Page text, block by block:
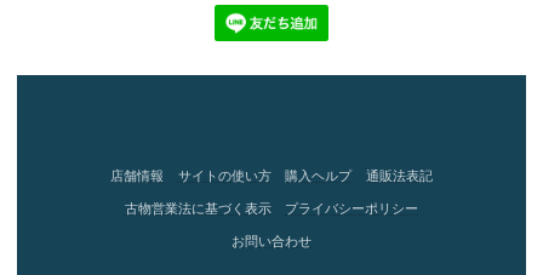
店舗情報 サイトの使い方 購入ヘルプ 通販法表記
古物営業法に基づく表示 プライバシーポリシー
お問い合わせ